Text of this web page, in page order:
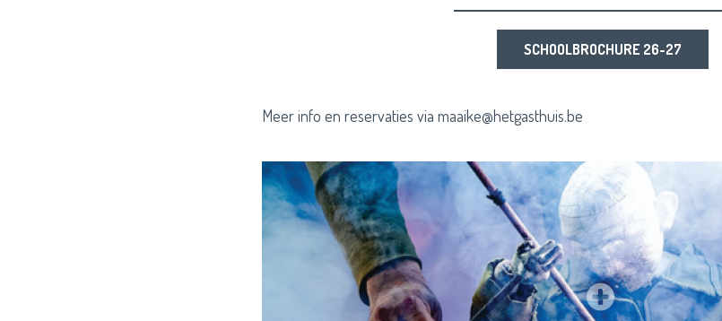
SCHOOLBROCHURE 26-27
Meer info en reservaties via maaike@hetgasthuis.be